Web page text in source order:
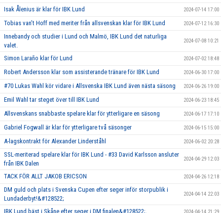
Isak Ålenius är klar för IBK Lund 2024-07-14 17:00
Tobias van’t Hoff med meriter från allsvenskan klar för IBK Lund 2024-07-12 16:30
Innebandy och studier i Lund och Malmö, IBK Lund det naturliga
valet.
2024-07-08 10:21
Simon Laraño klar för Lund 2024-07-02 18:48
Robert Andersson klar som assisterande tränare för IBK Lund 2024-06-30 17:00
#70 Lukas Wahl kör vidare i Allsvenska IBK Lund även nästa säsong 2024-06-26 19:00
Emil Wahl tar steget över till IBK Lund 2024-06-23 18:45
Allsvenskans snabbaste spelare klar för ytterligare en säsong 2024-06-17 17:10
Gabriel Fogwall är klar för ytterligare två säsonger 2024-06-15 15:00
A-lagskontrakt för Alexander Linderståhl 2024-06-02 20:28
SSL-meriterad spelare klar för IBK Lund - #33 David Karlsson ansluter
från IBK Dalen
2024-04-29 12:03
TACK FÖR ALLT JAKOB ERICSON 2024-04-26 12:18
DM guld och plats i Svenska Cupen efter seger inför storpublik i
Lundaderbyt!&#128522;
2024-04-14 22:03
IBK Lund bäst i Skåne efter seger i DM finalen&#128522;.